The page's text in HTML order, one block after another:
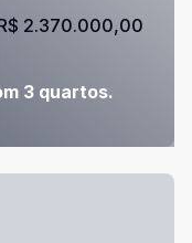
3 quartos.
2.370.000,00